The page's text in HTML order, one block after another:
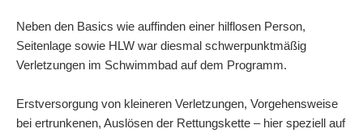
Neben den Basics wie auffinden einer hilflosen Person,
Seitenlage sowie HLW war diesmal schwerpunktmäßig
Verletzungen im Schwimmbad auf dem Programm.
Erstversorgung von kleineren Verletzungen, Vorgehensweise
bei ertrunkenen, Auslösen der Rettungskette – hier speziell auf